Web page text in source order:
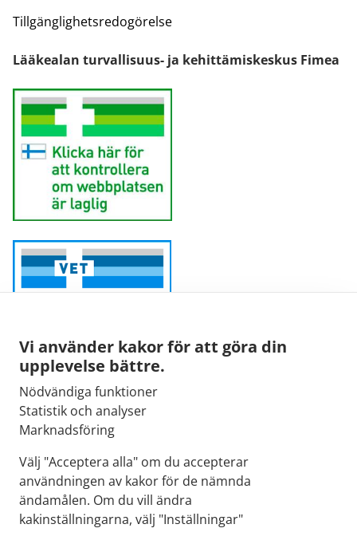
Vi använder kakor för att göra din
upplevelse bättre.
Nödvändiga funktioner
Statistik och analyser
Marknadsföring
Välj "Acceptera alla" om du accepterar
användningen av kakor för de nämnda
ändamålen. Om du vill ändra
kakinställningarna, välj "Inställningar"
Tillgänglighetsredogörelse
Lääkealan turvallisuus- ja kehittämiskeskus Fimea
Sähköpostiosoite:
kirjaamo@fimea.fi
Fimean vaihde:
029 522 3341